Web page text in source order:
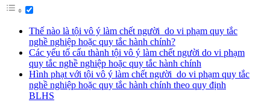
Thế nào là tội vô ý làm chết người do vi phạm quy tắc
nghề nghiệp hoặc quy tắc hành chính?
Các yếu tố cấu thành tội vô ý làm chết người do vi phạm
quy tắc nghề nghiệp hoặc quy tắc hành chính
Hình phạt với tội vô ý làm chết người do vi phạm quy tắc
nghề nghiệp hoặc quy tắc hành chính theo quy định
BLHS